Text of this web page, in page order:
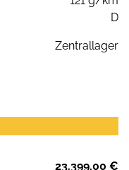
D
Zentrallager
23.399,00 €